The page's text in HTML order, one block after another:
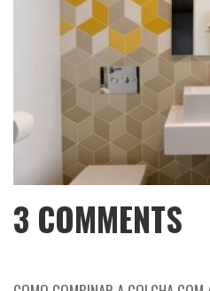
3 COMMENTS